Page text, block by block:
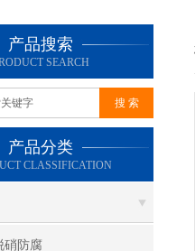
产品搜索
SEARCH
产品分类
CLASSIFICATION
硝防腐